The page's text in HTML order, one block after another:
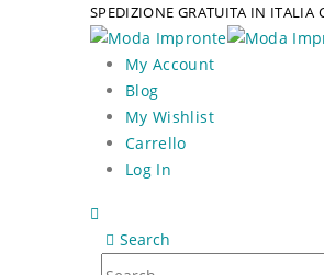
SPEDIZIONE GRATUITA IN ITALIA
My Account
Blog
My Wishlist
Carrello
Log In
Search